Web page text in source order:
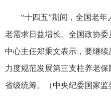
“十四五”期间，全国老
老需求日益增长。全国政协
中心主任郑秉文表示，要继
力度规范发展第三支柱养老
省级统筹。（中央纪委国家监